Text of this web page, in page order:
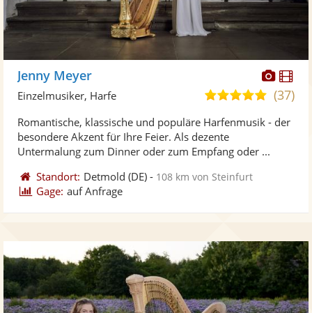
Fotos
Jenny Meyer
5,0(37)
Einzelmusiker, Harfe
Romantische, klassische und populäre Harfenmusik - der
besondere Akzent für Ihre Feier. Als dezente
Untermalung zum Dinner oder zum Empfang oder ...
Standort: Detmold (DE) - 108 km von Steinfurt
Gage: auf Anfrage